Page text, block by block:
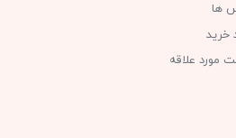
ها
خرید
مورد علاقه